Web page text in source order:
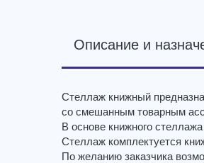
Описание и
Стеллаж книжный
со смешанным товарным
В основе книжного
Стеллаж комплектуется
По желанию заказчика